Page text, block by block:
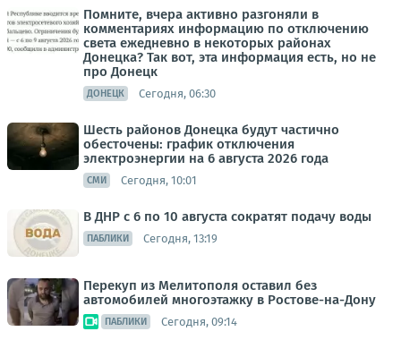
Помните, вчера активно разгоняли в
комментариях информацию по отключению
света ежедневно в некоторых районах
Донецка? Так вот, эта информация есть, но не
про Донецк
ДОНЕЦК Сегодня, 06:30
Шесть районов Донецка будут частично
обесточены: график отключения
электроэнергии на 6 августа 2026 года
СМИ Сегодня, 10:01
В ДНР с 6 по 10 августа сократят подачу воды
ПАБЛИКИ Сегодня, 13:19
Перекуп из Мелитополя оставил без
автомобилей многоэтажку в Ростове-на-Дону
ПАБЛИКИ Сегодня, 09:14